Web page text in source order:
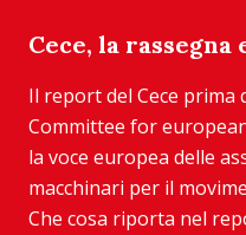
Cece, la rassegna
Il report del Cece prima
Committee for
la voce europea delle
macchinari per il
Che cosa riporta nel